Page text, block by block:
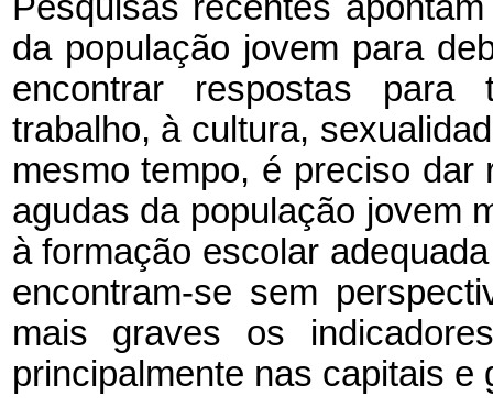
da população jovem para
encontrar respostas
trabalho, à cultura,
mesmo tempo, é preciso
agudas da população jovem
à formação escolar
encontram-se sem
mais graves os
principalmente nas capitais e